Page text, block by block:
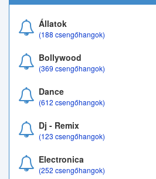
Állatok
(188 csengőhangok)
Bollywood
(369 csengőhangok)
Dance
(612 csengőhangok)
Dj - Remix
(123 csengőhangok)
Electronica
(252 csengőhangok)